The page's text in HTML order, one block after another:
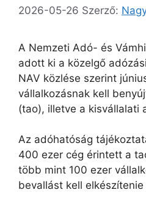
2026-05-26 Szerző:
A Nemzeti Adó- és
adott ki a közelgő
NAV közlése szerint
vállalkozásnak kell
(tao), illetve a kisvállalati
Az adóhatóság
400 ezer cég érintett a
több mint 100 ezer
bevallást kell